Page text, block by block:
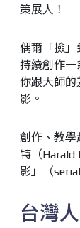
策展人！
偶爾「撿」
持續創作一
你跟大師的
影。
創作、教學
特（Harald
影」（
台灣